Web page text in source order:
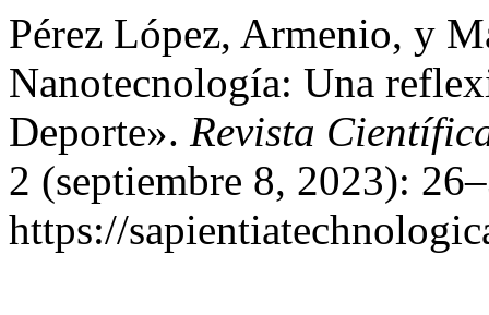
Pérez López, Armenio, y
Nanotecnología: Una
Deporte». Revista
2 (septiembre 8, 2023):
https://